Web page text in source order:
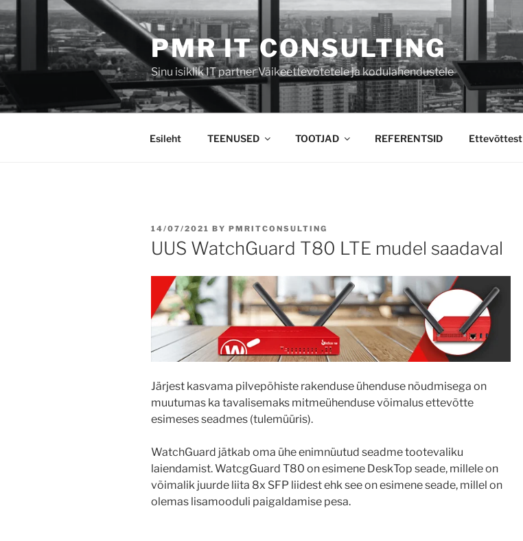
Liigu
sisu
juurde
PMR IT CONSULTING
Sinu isiklik IT partner Väikeettevõtetele ja kodulahendustele
Esileht TEENUSED TOOTJAD REFERENTSID Ettevõttest
POSTED
ON
14/07/2021 BY PMRITCONSULTING
UUS WatchGuard T80 LTE mudel saadaval
Järjest kasvama pilvepõhiste rakenduse ühenduse nõudmisega on
muutumas ka tavalisemaks mitmeühenduse võimalus ettevõtte
esimeses seadmes (tulemüüris).
WatchGuard jätkab oma ühe enimnüutud seadme tootevaliku
laiendamist. WatcgGuard T80 on esimene DeskTop seade, millele on
võimalik juurde liita 8x SFP liidest ehk see on esimene seade, millel on
olemas lisamooduli paigaldamise pesa.